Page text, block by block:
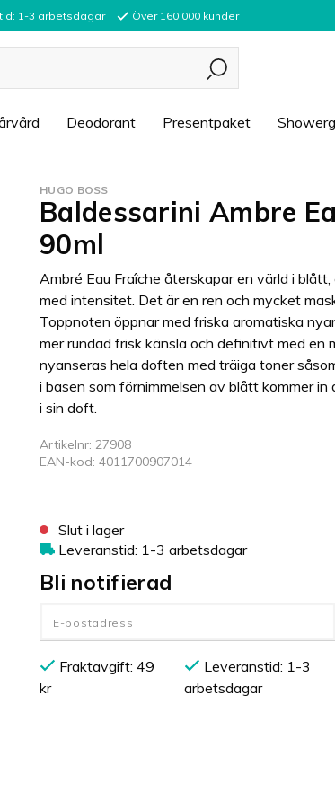
1-3 arbetsdagar Över 160 000 kunder
Deodorant Presentpaket
HUGO BOSS
Baldessarini Ambre
90ml
Ambré Eau Fraîche återskapar en värld i
med intensitet. Det är en ren och mycket
Toppnoten öppnar med friska aromatiska
mer rundad frisk känsla och definitivt med en
nyanseras hela doften med träiga toner
i basen som förnimmelsen av blått kommer
i sin doft.
Artikelnr: 27908
EAN-kod: 4011700907014
Slut i lager
Leveranstid: 1-3 arbetsdagar
Bli notifierad
Fraktavgift: 49
kr
Leveranstid: 1-3
arbetsdagar